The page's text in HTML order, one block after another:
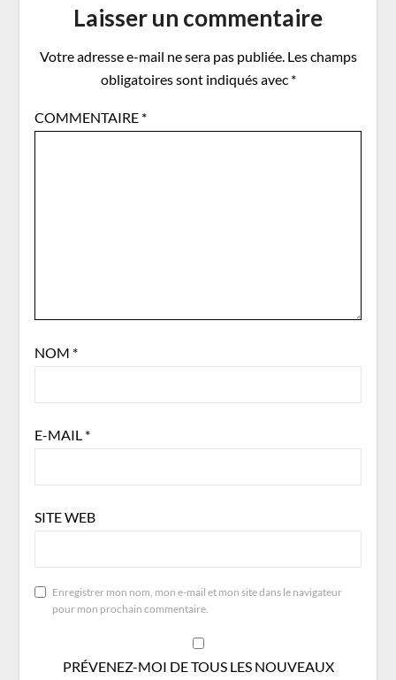
Laisser un commentaire
Votre adresse e-mail ne sera pas publiée. Les champs
obligatoires sont indiqués avec *
COMMENTAIRE *
NOM *
E-MAIL *
SITE WEB
Enregistrer mon nom, mon e-mail et mon site dans le navigateur
pour mon prochain commentaire.
PRÉVENEZ-MOI DE TOUS LES NOUVEAUX